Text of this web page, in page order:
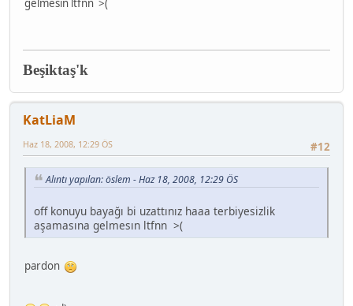
gelmesın ltfnn >(
Beşiktaş'k
KatLiaM
#12
Haz 18, 2008, 12:29 ÖS
Alıntı yapılan: öslem - Haz 18, 2008, 12:29 ÖS
off konuyu bayağı bi uzattınız haaa terbiyesizlik
aşamasına gelmesın ltfnn >(
pardon